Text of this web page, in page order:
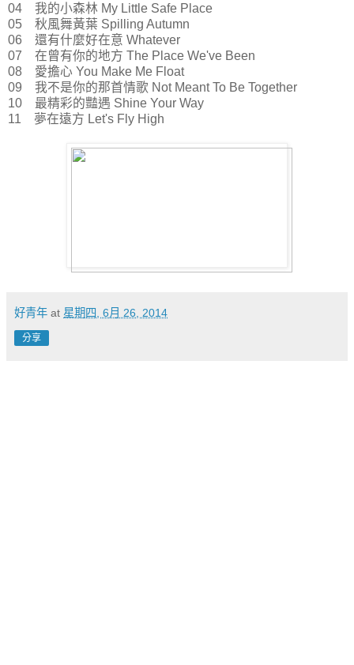
04 我的小森林 My Little Safe Place
05 秋風舞黃葉 Spilling Autumn
06 還有什麼好在意 Whatever
07 在曾有你的地方 The Place We've Been
08 愛擔心 You Make Me Float
09 我不是你的那首情歌 Not Meant To Be Together
10 最精彩的豔遇 Shine Your Way
11 夢在遠方 Let's Fly High
好青年 at 星期四, 6月 26, 2014
分享